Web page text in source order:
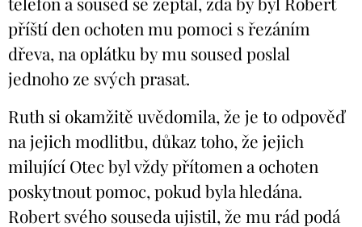
příští den ochoten mu pomoci s řezáním
dřeva, na oplátku by mu soused poslal
jednoho ze svých prasat.
Ruth si okamžitě uvědomila, že je to odpověď
na jejich modlitbu, důkaz toho, že jejich
milující Otec byl vždy přítomen a ochoten
poskytnout pomoc, pokud byla hledána.
Robert svého souseda ujistil, že mu rád podá